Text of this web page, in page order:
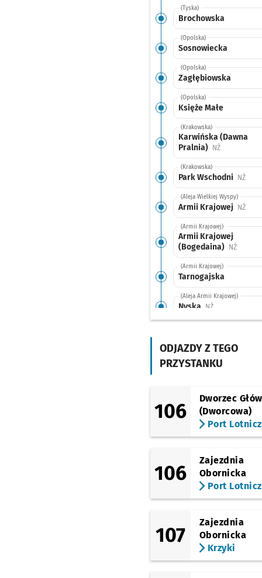
(Tyska)
Brochowska
(Opolska)
Sosnowiecka
(Opolska)
Zagłębiowska
(Opolska)
Księże Małe
(Krakowska)
Karwińska (Dawna
Pralnia)
NŻPrzystanek
(Krakowska)
Park Wschodni NŻ
(Aleja Wielkiej Wyspy)
Armii Krajowej NŻ
(Armii Krajowej)
Armii Krajowej
(Bogedaina)
NŻ
(Armii Krajowej)
Tarnogajska
(Aleja Armii Krajowej)
Nyska NŻPrzystanek na
Kamienna
Wapienna NŻPrzystanek
(Kamienna)
Borowska (Aquapark)
Uniwersytet
(Kamienna)
Drukarska
(Krucza)
Krucza
(Krucza)
ODJAZDY Z TEGO
PRZYSTANKU
106
Dworzec
(Dworcowa)
Port
106
Zajezdnia
Obornicka
Port
107
Zajezdnia
Obornicka
Krzyki